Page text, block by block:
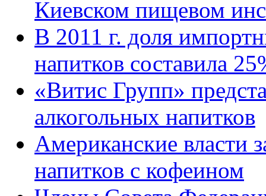
Киевском пищевом
В 2011 г. доля
напитков составила
«Витис Групп»
алкогольных напитков
Американские власти
напитков с кофеином